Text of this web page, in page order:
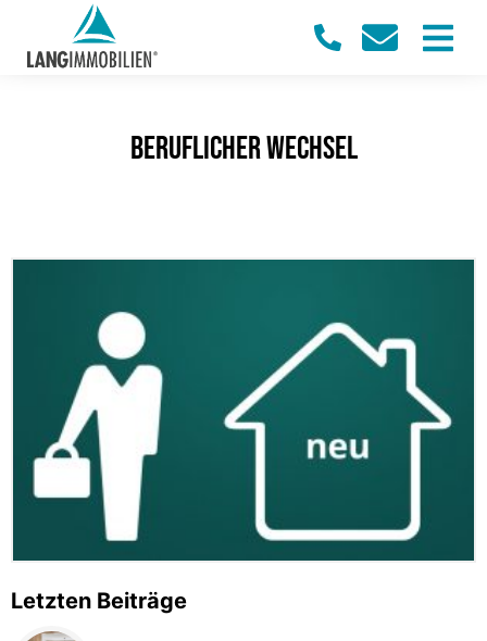
beruflicher Wechsel
Letzten Beiträge